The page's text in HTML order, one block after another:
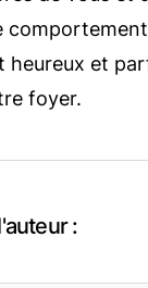
heureux et
foyer.
: